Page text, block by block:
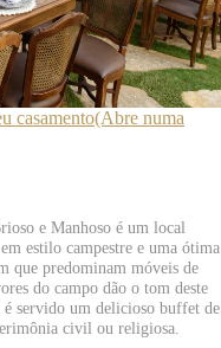
casamento(Abre numa
e Manhoso é um local
estilo campestre e uma ótima
que predominam móveis de
do campo dão o tom deste
servido um delicioso buffet de
civil ou religiosa.